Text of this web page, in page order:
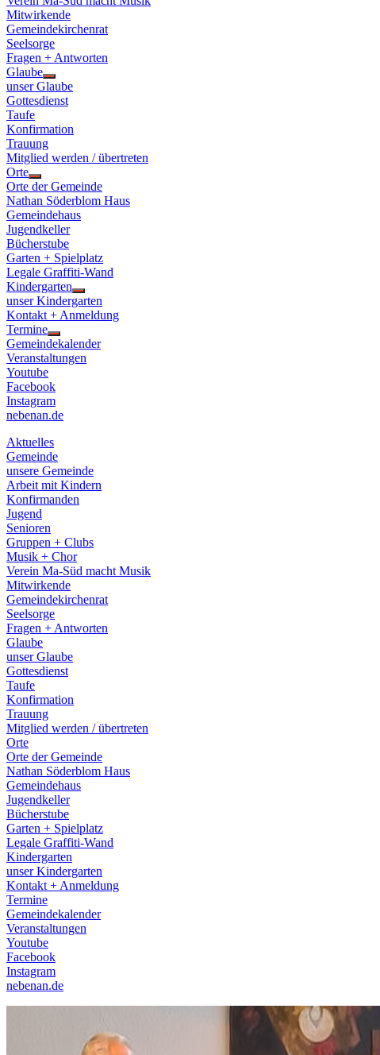
Mitwirkende
Gemeindekirchenrat
Seelsorge
Fragen + Antworten
Glaube
Show
sub
menu
unser Glaube
Gottesdienst
Taufe
Konfirmation
Trauung
Mitglied werden / übertreten
Orte
Show
sub
menu
Orte der Gemeinde
Nathan Söderblom Haus
Gemeindehaus
Jugendkeller
Bücherstube
Garten + Spielplatz
Legale Graffiti-Wand
Kindergarten
Show
sub
menu
unser Kindergarten
Kontakt + Anmeldung
Termine
Show
sub
menu
Gemeindekalender
Veranstaltungen
Youtube
Facebook
Instagram
nebenan.de
Aktuelles
Gemeinde
unsere Gemeinde
Arbeit mit Kindern
Konfirmanden
Jugend
Senioren
Gruppen + Clubs
Musik + Chor
Verein Ma-Süd macht Musik
Mitwirkende
Gemeindekirchenrat
Seelsorge
Fragen + Antworten
Glaube
unser Glaube
Gottesdienst
Taufe
Konfirmation
Trauung
Mitglied werden / übertreten
Orte
Orte der Gemeinde
Nathan Söderblom Haus
Gemeindehaus
Jugendkeller
Bücherstube
Garten + Spielplatz
Legale Graffiti-Wand
Kindergarten
unser Kindergarten
Kontakt + Anmeldung
Termine
Gemeindekalender
Veranstaltungen
Youtube
Facebook
Instagram
nebenan.de